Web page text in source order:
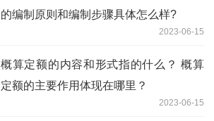
的编制原则和编制步骤具体怎么样?
2023-06-15
概算定额的内容和形式指的什么？ 概算
定额的主要作用体现在哪里？
2023-06-15